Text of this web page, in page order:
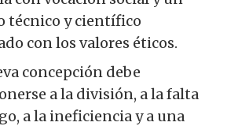
técnico y científico
con los valores éticos.
concepción debe
a la división, a la falta
a la ineficiencia y a una